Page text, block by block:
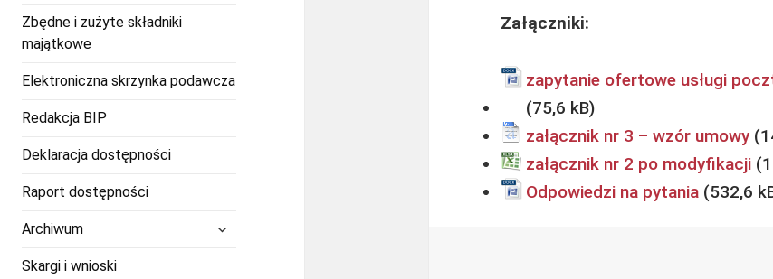
Zbędne i zużyte składniki
majątkowe
Elektroniczna skrzynka podawcza
Redakcja BIP
Deklaracja dostępności
Raport dostępności
Archiwum
Skargi i wnioski
Załączniki:
zapytanie ofertowe usługi
załącznik nr 3 – wzór umowy
załącznik nr 2 po modyfikacji
Odpowiedzi na pytania